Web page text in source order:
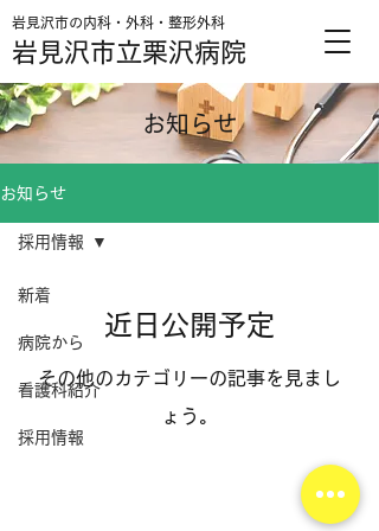
岩見沢市立栗沢病院
​岩見沢市の内科・外科・整形外科
お知らせ
お知らせ
新着
病院から
看護科紹介
採用情報
採用情報
近日公開予定
その他のカテゴリーの記事を見まし
ょう。